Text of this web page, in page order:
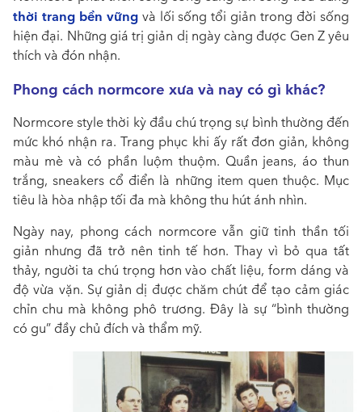
thời trang bền vữngvà lối sống tổi giản trong đời sống
hiện đại. Những giá trị giản dị ngày càng được Gen Z yêu
thích và đón nhận.
Phong cách normcore xưa và nay có gì khác?
Normcore style thời kỳ đầu chú trọng sự bình thường đến
mức khó nhận ra. Trang phục khi ấy rất đơn giản, không
màu mè và có phần luộm thuộm. Quần jeans, áo thun
trắng, sneakers cổ điển là những item quen thuộc. Mục
tiêu là hòa nhập tối đa mà không thu hút ánh nhìn.
Ngày nay, phong cách normcore vẫn giữ tinh thần tối
giản nhưng đã trở nên tinh tế hơn. Thay vì bỏ qua tất
thảy, người ta chú trọng hơn vào chất liệu, form dáng và
độ vừa vặn. Sự giản dị được chăm chút để tạo cảm giác
chỉn chu mà không phô trương. Đây là sự “bình thường
có gu” đầy chủ đích và thẩm mỹ.